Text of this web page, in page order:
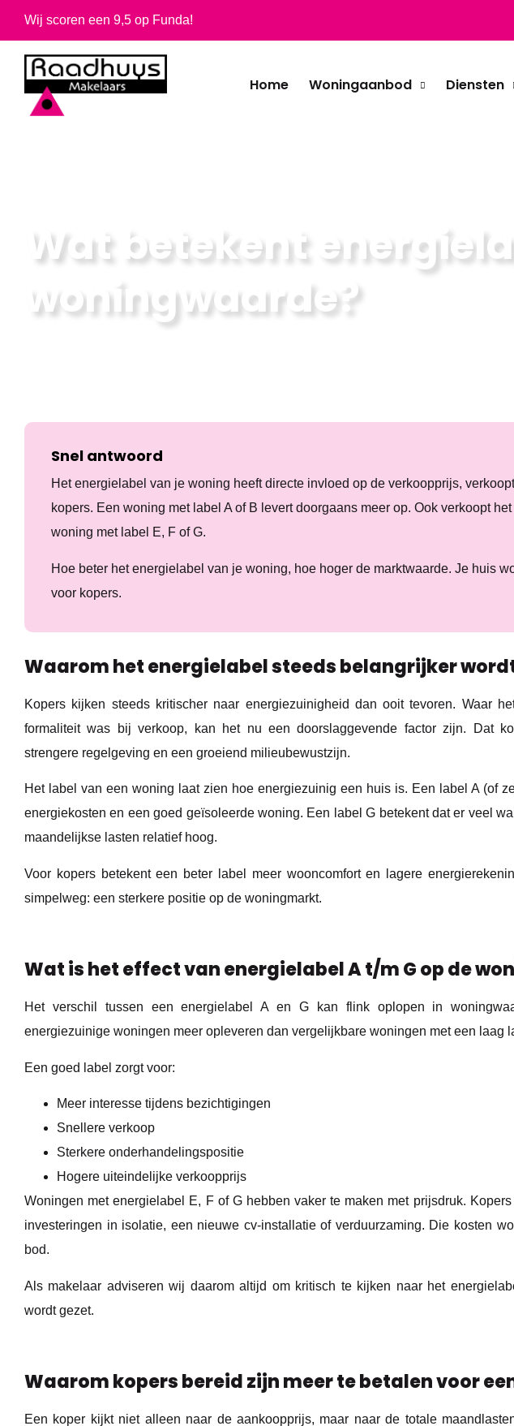
Wij scoren een 9,5 op Funda!
Home Woningaanbod Diensten
Wat betekent
woningwaarde?
Snel antwoord
Het energielabel van je woning heeft directe invloed op de verkoopprijs,
kopers. Een woning met label A of B levert doorgaans meer op. Ook verkoopt
woning met label E, F of G.
Hoe beter het energielabel van je woning, hoe hoger de marktwaarde. Je huis
voor kopers.
Waarom het energielabel steeds belangrijker
Kopers kijken steeds kritischer naar energiezuinigheid dan ooit tevoren. Waar
formaliteit was bij verkoop, kan het nu een doorslaggevende factor zijn. Dat
strengere regelgeving en een groeiend milieubewustzijn.
Het label van een woning laat zien hoe energiezuinig een huis is. Een label A (of
energiekosten en een goed geïsoleerde woning. Een label G betekent dat er veel
maandelijkse lasten relatief hoog.
Voor kopers betekent een beter label meer wooncomfort en lagere
simpelweg: een sterkere positie op de woningmarkt.
Wat is het effect van energielabel A t/m G op de
Het verschil tussen een energielabel A en G kan flink oplopen in
energiezuinige woningen meer opleveren dan vergelijkbare woningen met een laag
Een goed label zorgt voor:
Meer interesse tijdens bezichtigingen
Snellere verkoop
Sterkere onderhandelingspositie
Hogere uiteindelijke verkoopprijs
Woningen met energielabel E, F of G hebben vaker te maken met prijsdruk.
investeringen in isolatie, een nieuwe cv-installatie of verduurzaming. Die kosten
bod.
Als makelaar adviseren wij daarom altijd om kritisch te kijken naar het
wordt gezet.
Waarom kopers bereid zijn meer te betalen voor
Een koper kijkt niet alleen naar de aankoopprijs, maar naar de totale